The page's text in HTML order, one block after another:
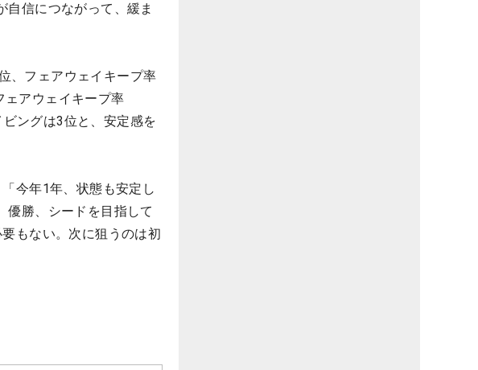
信につながって、緩ま
、フェアウェイキープ率
ェアウェイキープ率
ングは3位と、安定感を
今年1年、状態も安定し
優勝、シードを目指して
もない。次に狙うのは初